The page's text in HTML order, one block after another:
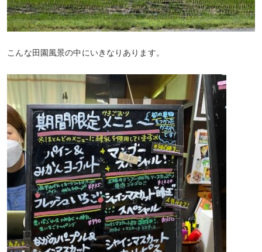
こんな田園風景の中にいきなりあります。